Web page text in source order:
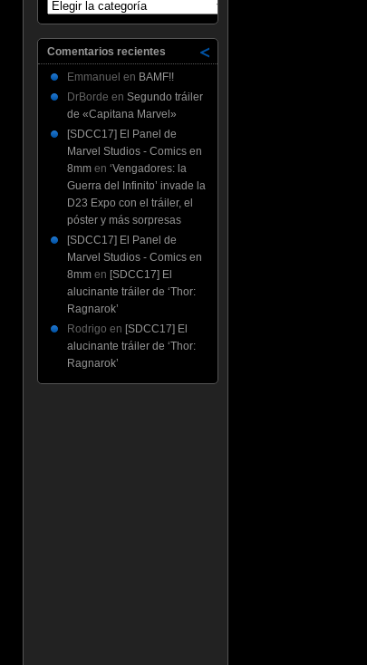
Películas
Comentarios recientes
Emmanuel en BAMF!!
DrBorde en Segundo tráiler
de «Capitana Marvel»
[SDCC17] El Panel de
Marvel Studios - Comics en
8mmen ‘Vengadores: la
Guerra del Infinito’ invade la
D23 Expo con el tráiler, el
póster y más sorpresas
[SDCC17] El Panel de
Marvel Studios - Comics en
8mmen [SDCC17] El
alucinante tráiler de ‘Thor:
Ragnarok’
Rodrigo en [SDCC17] El
alucinante tráiler de ‘Thor:
Ragnarok’